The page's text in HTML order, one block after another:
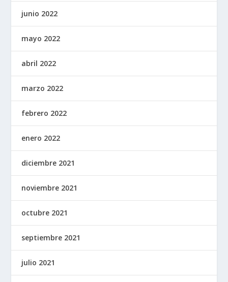
junio 2022
mayo 2022
abril 2022
marzo 2022
febrero 2022
enero 2022
diciembre 2021
noviembre 2021
octubre 2021
septiembre 2021
julio 2021